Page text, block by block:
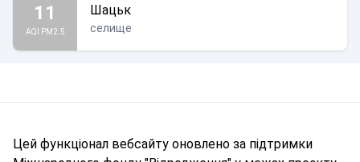
11
AQI PM2.5
Шацьк
селище
Цей функціонал вебсайту оновлено за підтримки